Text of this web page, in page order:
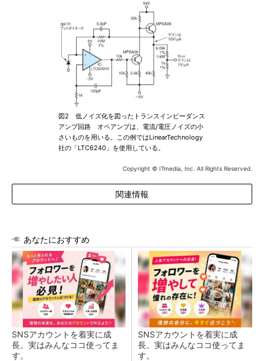
図2 低ノイズ化を図ったトランスインピーダンス
アンプ回路 オペアンプは、電流/電圧ノイズの小
さいものを用いる。この例ではLinearTechnology
社の「LTC6240」を使用している。
Copyright © ITmedia, Inc. All Rights Reserved.
関連情報
あなたにおすすめ
SNSアカウントを着実に成
長。実はみんなココ使ってま
す。
SNSアカウントを着実に成
長。実はみんなココ使ってま
す。